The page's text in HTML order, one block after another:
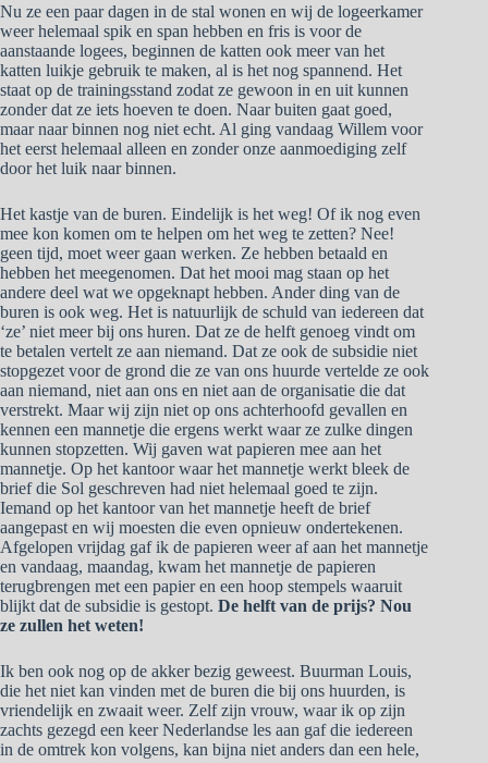
Nu ze een paar dagen in de stal wonen en wij de logeerkamer
weer helemaal spik en span hebben en fris is voor de
aanstaande logees, beginnen de katten ook meer van het
katten luikje gebruik te maken, al is het nog spannend. Het
staat op de trainingsstand zodat ze gewoon in en uit kunnen
zonder dat ze iets hoeven te doen. Naar buiten gaat goed,
maar naar binnen nog niet echt. Al ging vandaag Willem voor
het eerst helemaal alleen en zonder onze aanmoediging zelf
door het luik naar binnen.
Het kastje van de buren. Eindelijk is het weg! Of ik nog even
mee kon komen om te helpen om het weg te zetten? Nee!
geen tijd, moet weer gaan werken. Ze hebben betaald en
hebben het meegenomen. Dat het mooi mag staan op het
andere deel wat we opgeknapt hebben. Ander ding van de
buren is ook weg. Het is natuurlijk de schuld van iedereen dat
‘ze’ niet meer bij ons huren. Dat ze de helft genoeg vindt om
te betalen vertelt ze aan niemand. Dat ze ook de subsidie niet
stopgezet voor de grond die ze van ons huurde vertelde ze ook
aan niemand, niet aan ons en niet aan de organisatie die dat
verstrekt. Maar wij zijn niet op ons achterhoofd gevallen en
kennen een mannetje die ergens werkt waar ze zulke dingen
kunnen stopzetten. Wij gaven wat papieren mee aan het
mannetje. Op het kantoor waar het mannetje werkt bleek de
brief die Sol geschreven had niet helemaal goed te zijn.
Iemand op het kantoor van het mannetje heeft de brief
aangepast en wij moesten die even opnieuw ondertekenen.
Afgelopen vrijdag gaf ik de papieren weer af aan het mannetje
en vandaag, maandag, kwam het mannetje de papieren
terugbrengen met een papier en een hoop stempels waaruit
blijkt dat de subsidie is gestopt. De helft van de prijs? Nou
ze zullen het weten!
Ik ben ook nog op de akker bezig geweest. Buurman Louis,
die het niet kan vinden met de buren die bij ons huurden, is
vriendelijk en zwaait weer. Zelf zijn vrouw, waar ik op zijn
zachts gezegd een keer Nederlandse les aan gaf die iedereen
in de omtrek kon volgens, kan bijna niet anders dan een hele,